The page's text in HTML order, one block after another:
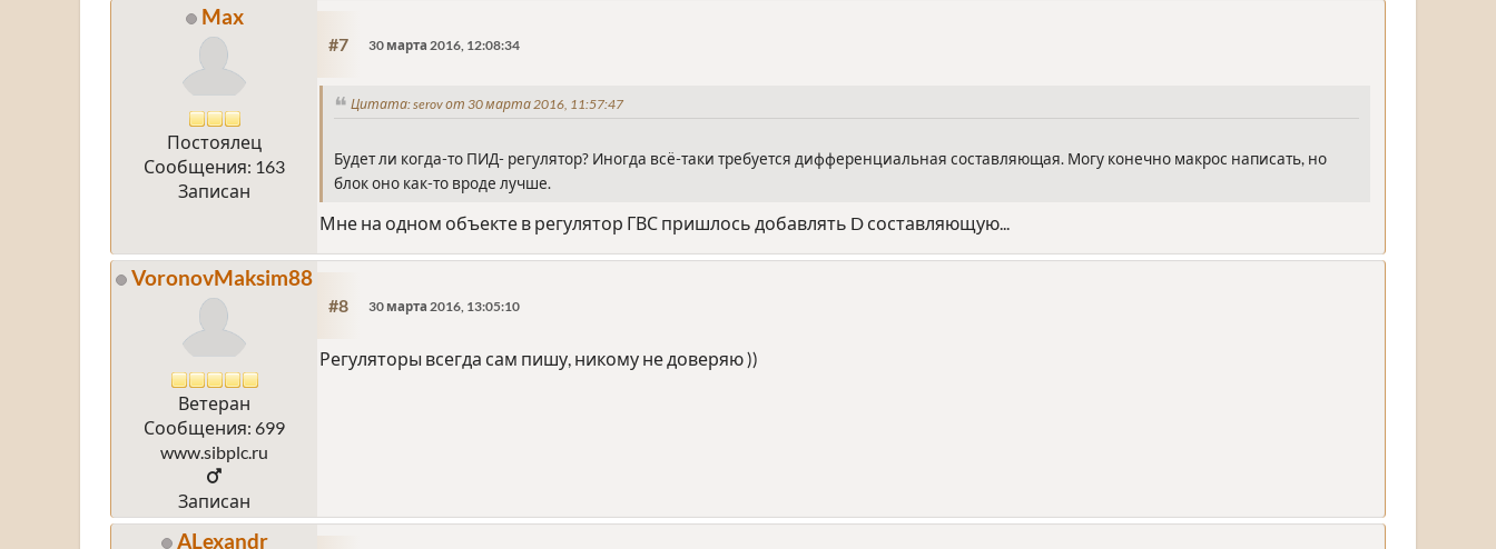
Max
Постоялец
Сообщения: 163
Записан
#7 30 марта 2016, 12:08:34
Цитата: serov от 30 марта 2016, 11:57:47
Будет ли когда-то ПИД- регулятор? Иногда всё-таки требуется дифференциальная составляющая. Могу конечно макрос написать, но
блок оно как-то вроде лучше.
Мне на одном объекте в регулятор ГВС пришлось добавлять D составляющую...
VoronovMaksim88
Ветеран
Сообщения: 699
www.sibplc.ru
Записан
#8 30 марта 2016, 13:05:10
Регуляторы всегда сам пишу, никому не доверяю ))
ALexandr